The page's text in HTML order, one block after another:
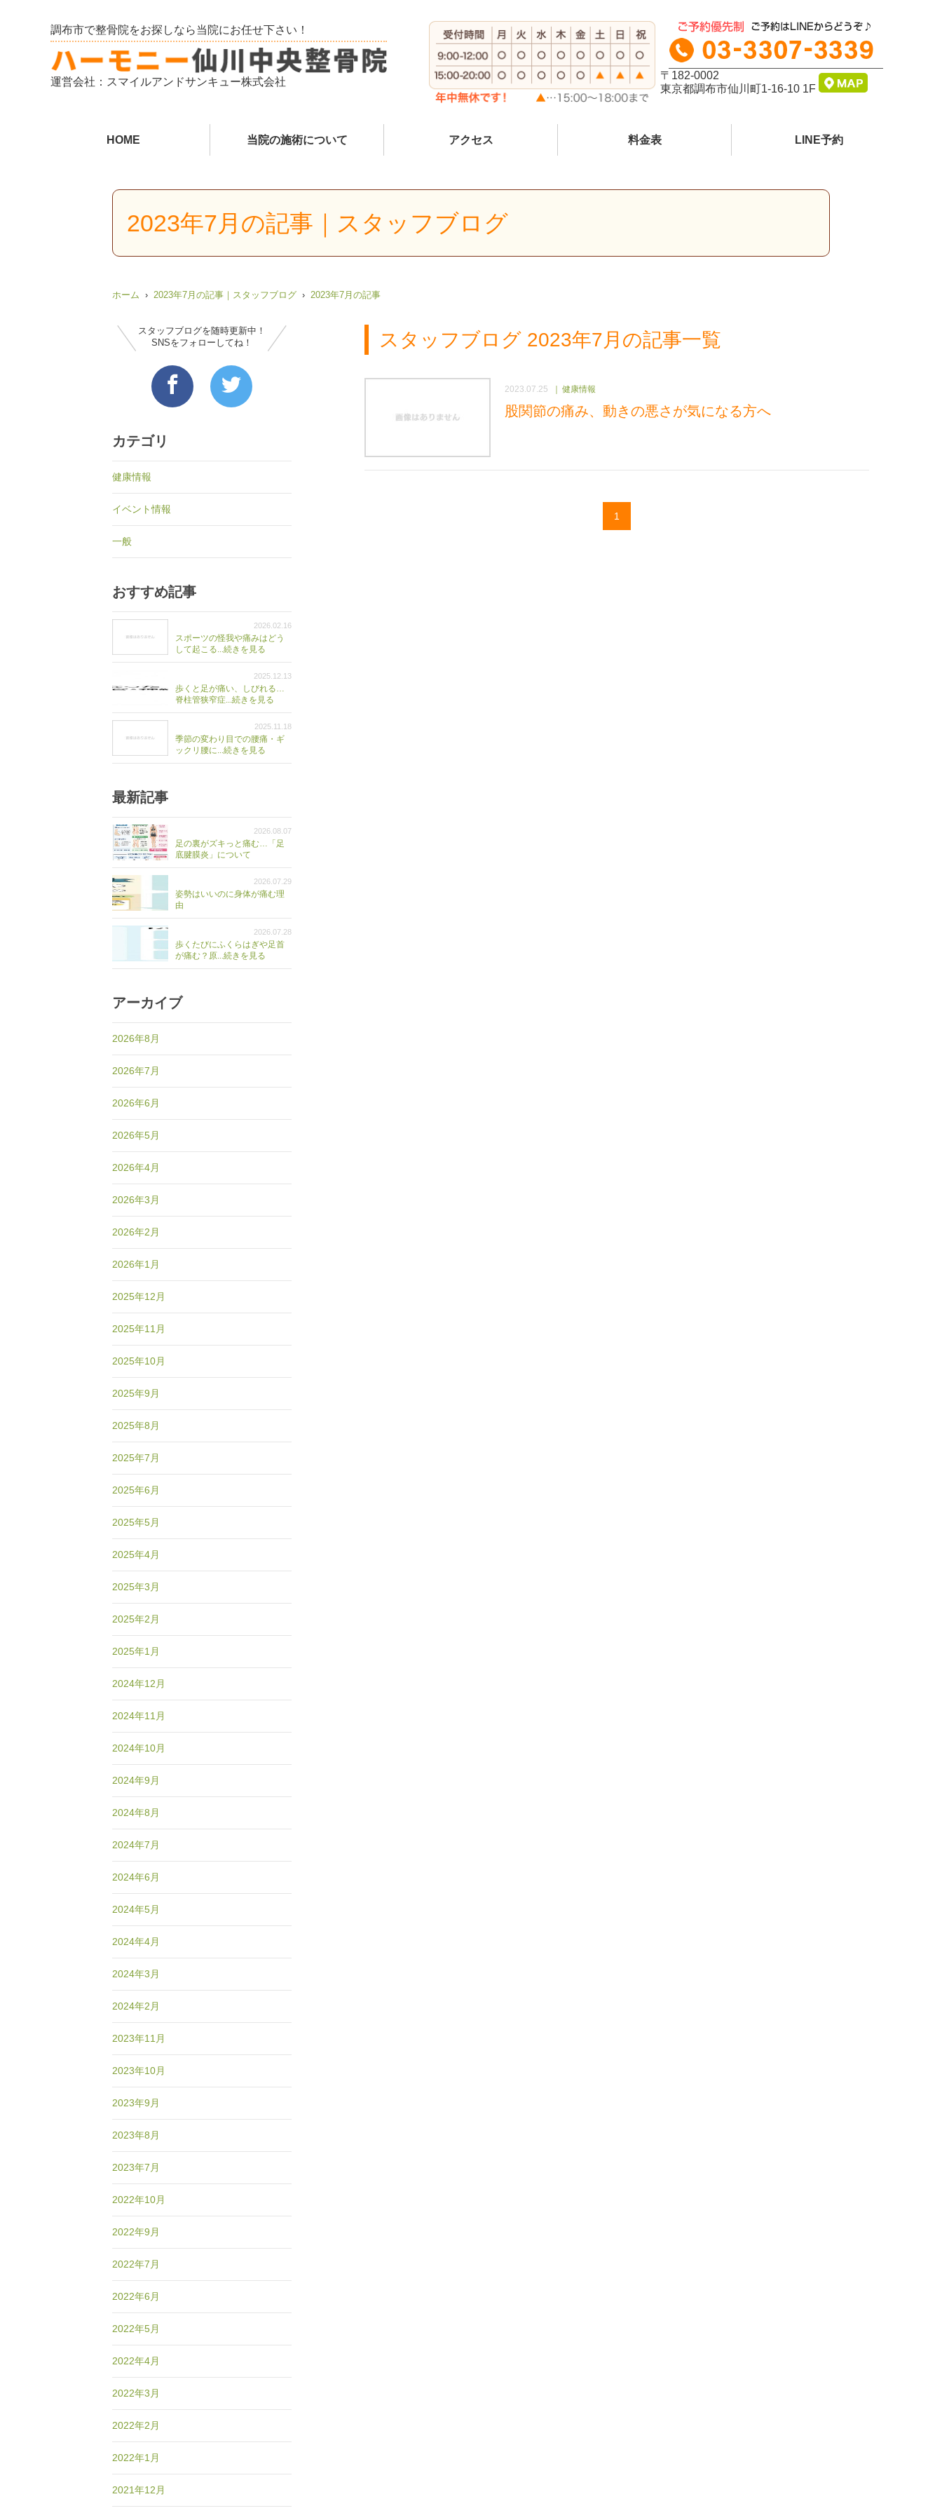
調布市で整骨院をお探しなら当院にお任せ下さい！
運営会社：スマイルアンドサンキュー株式会社
〒182-0002
東京都調布市仙川町1-16-10 1F
HOME 当院の施術について アクセス 料金表 LINE予約
2023年7月の記事｜スタッフブログ
ホーム 2023年7月の記事｜スタッフブログ 2023年7月の記事
スタッフブログ 2023年7月の記事一覧
2023.07.25 健康情報
股関節の痛み、動きの悪さが気になる方へ
1
スタッフブログを随時更新中！
SNSをフォローしてね！
カテゴリ
健康情報
イベント情報
一般
おすすめ記事
2026.02.16
スポーツの怪我や痛みはどう
して起こる...続きを見る
2025.12.13
歩くと足が痛い、しびれる…
脊柱管狭窄症...続きを見る
2025.11.18
季節の変わり目での腰痛・ギ
ックリ腰に...続きを見る
最新記事
2026.08.07
足の裏がズキっと痛む…「足
底腱膜炎」について
2026.07.29
姿勢はいいのに身体が痛む理
由
2026.07.28
歩くたびにふくらはぎや足首
が痛む？原...続きを見る
アーカイブ
2026年8月
2026年7月
2026年6月
2026年5月
2026年4月
2026年3月
2026年2月
2026年1月
2025年12月
2025年11月
2025年10月
2025年9月
2025年8月
2025年7月
2025年6月
2025年5月
2025年4月
2025年3月
2025年2月
2025年1月
2024年12月
2024年11月
2024年10月
2024年9月
2024年8月
2024年7月
2024年6月
2024年5月
2024年4月
2024年3月
2024年2月
2023年11月
2023年10月
2023年9月
2023年8月
2023年7月
2022年10月
2022年9月
2022年7月
2022年6月
2022年5月
2022年4月
2022年3月
2022年2月
2022年1月
2021年12月